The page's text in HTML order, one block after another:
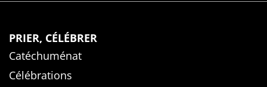
PRIER, CÉLÉBRER
Catéchuménat
Célébrations